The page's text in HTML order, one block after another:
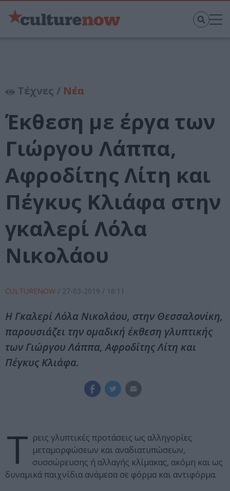
Τέχνες / Νέα
Έκθεση με έργα των
Γιώργου Λάππα,
Αφροδίτης Λίτη και
Πέγκυς Κλιάφα στην
γκαλερί Λόλα
Νικολάου
CULTURENOW / 27-03-2019 / 16:11
Η Γκαλερί Λόλα Νικολάου, στην Θεσσαλονίκη,
παρουσιάζει την ομαδική έκθεση γλυπτικής
των Γιώργου Λάππα, Αφροδίτης Λίτη και
Πέγκυς Κλιάφα.
Τ ρεις γλυπτικές προτάσεις ως αλληγορίες
μεταμορφώσεων και αναδιατυπώσεων,
συσσώρευσης ή αλλαγής κλίμακας, ακόμη και ως
δυναμικά παιχνίδια ανάμεσα σε φόρμα και αντιφόρμα.